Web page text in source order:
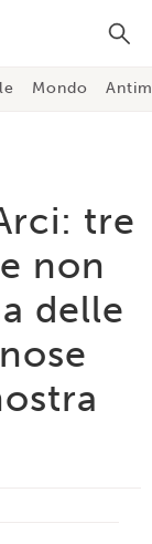
Mondo
tre
non
delle